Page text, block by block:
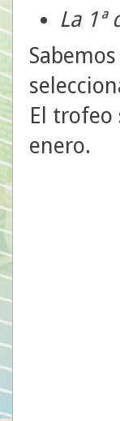
La 1ª
El trofeo
enero.